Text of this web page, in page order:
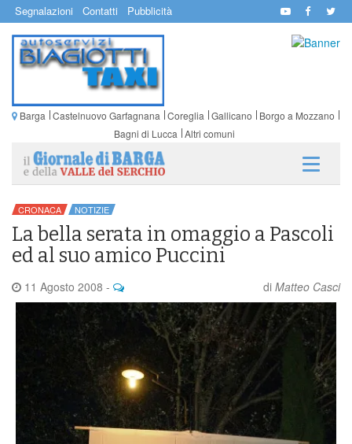
Segnalazioni Contatti Pubblicità
Barga Castelnuovo Garfagnana Coreglia Gallicano
Borgo a Mozzano
Bagni di Lucca Altri comuni
CRONACA NOTIZIE
La bella serata in omaggio a Pascoli
ed al suo amico Puccini
11 Agosto 2008 - di Matteo Casci